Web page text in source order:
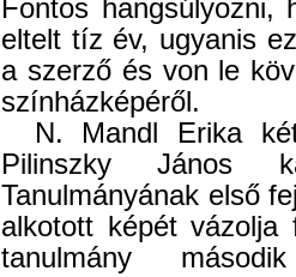
Fontos
eltelt tíz év, ugyanis
a szerző és von le
színházképéről.
N. Mandl Erika
Pilinszky János
Tanulmányának első
alkotott képét vázolja
tanulmány